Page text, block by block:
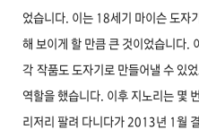
었습니 다. 이는 18세기 마이슨 도자
해 보이게 할 만큼 큰 것이었습니 다.
각 작품도 도자기로 만들어낼 수 있
역할을 했습니다. 이후 지노리는 몇
리저리 팔려 다니다가 2013년 1월